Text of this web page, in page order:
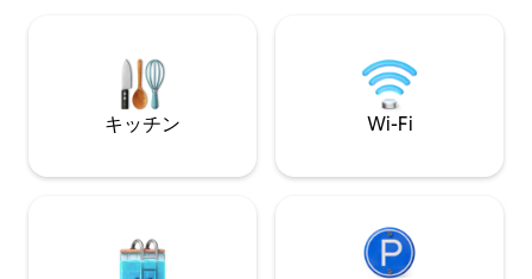
モールとリテールパーク、大型スーパー
ストアへは簡単にアクセスできます。 注
意：キッチンではなく、簡易キッチンで
キッチン Wi-Fi